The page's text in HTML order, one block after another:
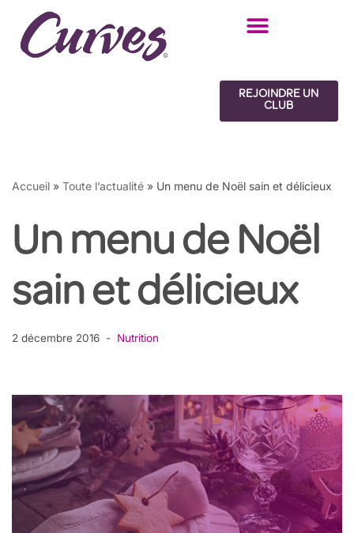
Aller
REJOINDRE UN
CLUB
Accueil » Toute l’actualité » Un menu de Noël sain et délicieux
Un menu de Noël
sain et délicieux
2 décembre 2016 Nutrition